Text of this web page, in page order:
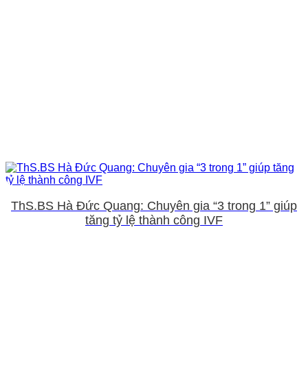
ThS.BS Hà Đức Quang: Chuyên gia “3 trong 1” giúp
tăng tỷ lệ thành công IVF